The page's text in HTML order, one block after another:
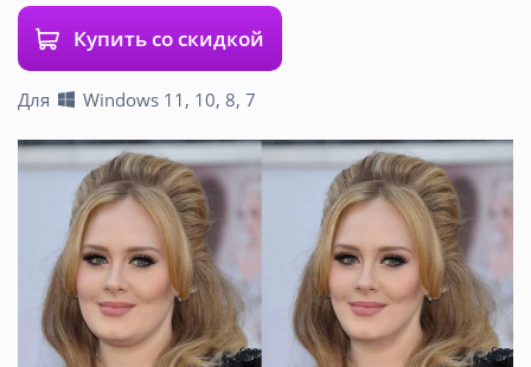
Купить со скидкой
Для Windows 11, 10, 8, 7